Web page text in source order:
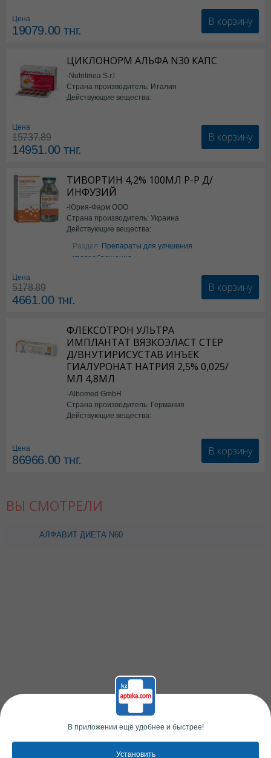
Цена
19079.00тнг.
В корзину
ЦИКЛОНОРМ АЛЬФА N30 КАПС
-Nutrilinea S.r.l
Страна производитель: Италия
Действующие вещества:
Цена
15737.89
14951.00тнг.
В корзину
ТИВОРТИН 4,2% 100МЛ Р-Р Д/
ИНФУЗИЙ
-Юрия-Фарм ООО
Страна производитель: Украина
Действующие вещества:
Аргинин
Раздел: Препараты для улчшения
кровообращения
Цена
5178.89
4661.00тнг.
В корзину
ФЛЕКСОТРОН УЛЬТРА
ИМПЛАНТАТ ВЯЗКОЭЛАСТ СТЕР
Д/ВНУТИРИСУСТАВ ИНЪЕК
ГИАЛУРОНАТ НАТРИЯ 2,5% 0,025/
МЛ 4,8МЛ
-Albomed GmbH
Страна производитель: Германия
Действующие вещества:
Цена
86966.00тнг.
В корзину
ВЫ СМОТРЕЛИ
АЛФАВИТ ДИЕТА N60
В приложении ещё удобнее и быстрее!
Установить